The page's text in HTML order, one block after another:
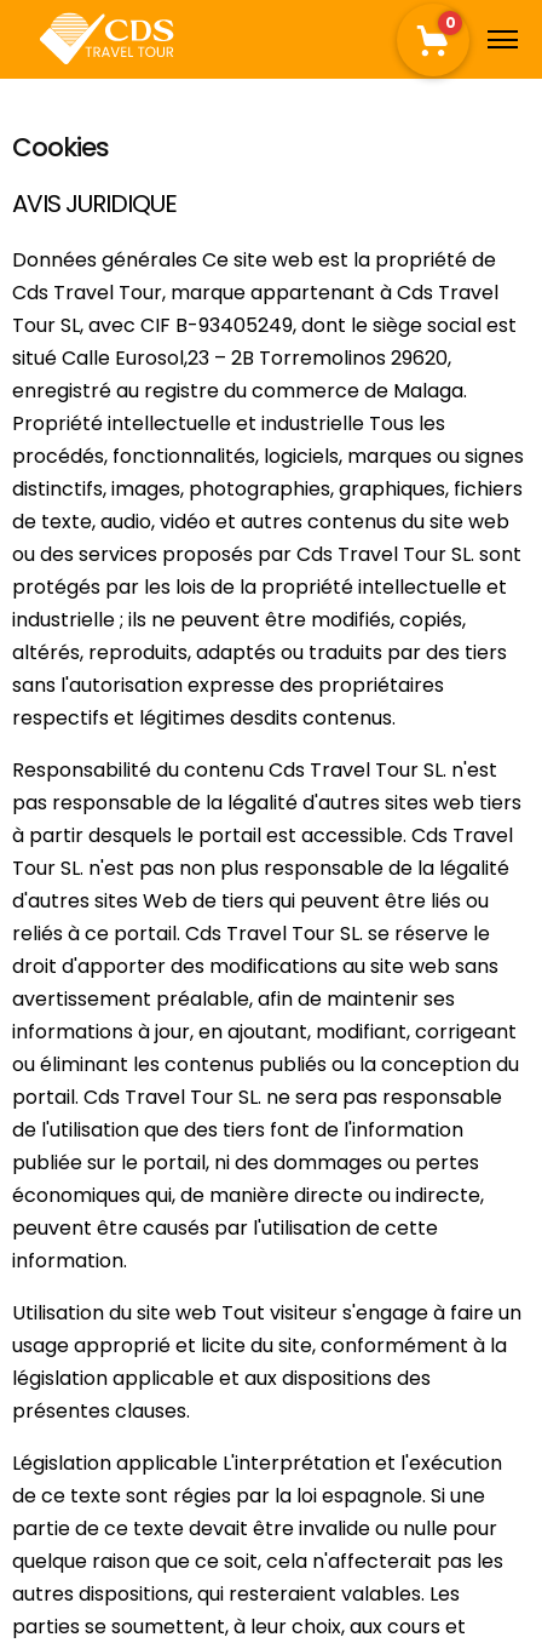
0
Cookies
AVIS JURIDIQUE
Données générales Ce site web est la propriété de
Cds Travel Tour, marque appartenant à Cds Travel
Tour SL, avec CIF B-93405249, dont le siège social est
situé Calle Eurosol,23 – 2B Torremolinos 29620,
enregistré au registre du commerce de Malaga.
Propriété intellectuelle et industrielle Tous les
procédés, fonctionnalités, logiciels, marques ou signes
distinctifs, images, photographies, graphiques, fichiers
de texte, audio, vidéo et autres contenus du site web
ou des services proposés par Cds Travel Tour SL. sont
protégés par les lois de la propriété intellectuelle et
industrielle ; ils ne peuvent être modifiés, copiés,
altérés, reproduits, adaptés ou traduits par des tiers
sans l'autorisation expresse des propriétaires
respectifs et légitimes desdits contenus.
Responsabilité du contenu Cds Travel Tour SL. n'est
pas responsable de la légalité d'autres sites web tiers
à partir desquels le portail est accessible. Cds Travel
Tour SL. n'est pas non plus responsable de la légalité
d'autres sites Web de tiers qui peuvent être liés ou
reliés à ce portail. Cds Travel Tour SL. se réserve le
droit d'apporter des modifications au site web sans
avertissement préalable, afin de maintenir ses
informations à jour, en ajoutant, modifiant, corrigeant
ou éliminant les contenus publiés ou la conception du
portail. Cds Travel Tour SL. ne sera pas responsable
de l'utilisation que des tiers font de l'information
publiée sur le portail, ni des dommages ou pertes
économiques qui, de manière directe ou indirecte,
peuvent être causés par l'utilisation de cette
information.
Utilisation du site web Tout visiteur s'engage à faire un
usage approprié et licite du site, conformément à la
législation applicable et aux dispositions des
présentes clauses.
Législation applicable L'interprétation et l'exécution
de ce texte sont régies par la loi espagnole. Si une
partie de ce texte devait être invalide ou nulle pour
quelque raison que ce soit, cela n'affecterait pas les
autres dispositions, qui resteraient valables. Les
parties se soumettent, à leur choix, aux cours et